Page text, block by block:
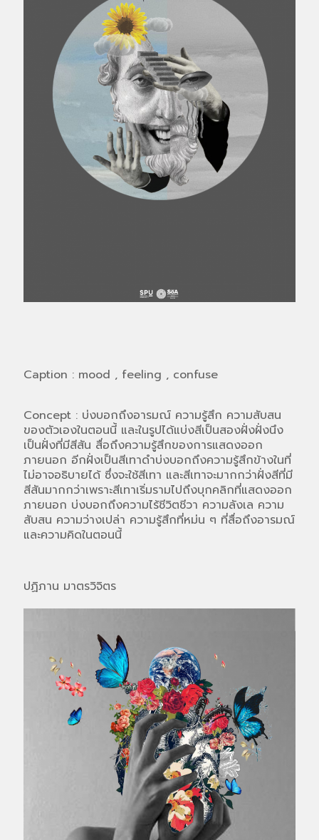
Caption : mood , feeling , confuse
Concept : บ่งบอกถึงอารมณ์ ความรู้สึก ความสับสน
ของตัวเองในตอนนี้ และในรูปได้แบ่งสีเป็นสองฝั่งฝั่งนึง
เป็นฝั่งที่มีสีสัน สื่อถึงความรู้สึกของการแสดงออก
ภายนอก อีกฝั่งเป็นสีเทาดำบ่งบอกถึงความรู้สึกข้างในที่
ไม่อาจอธิบายได้ ซึ่งจะใช้สีเทา และสีเทาจะมากกว่าฝั่งสีที่มี
สีสันมากกว่าเพราะสีเทาเริ่มรามไปถึงบุกคลิกที่แสดงออก
ภายนอก บ่งบอกถึงความไร้ชีวิตชีวา ความลังเล ความ
สับสน ความว่างเปล่า ความรู้สึกที่หม่น ๆ ที่สื่อถึงอารมณ์
และความคิดในตอนนี้
ปฏิภาน มาตรวิจิตร